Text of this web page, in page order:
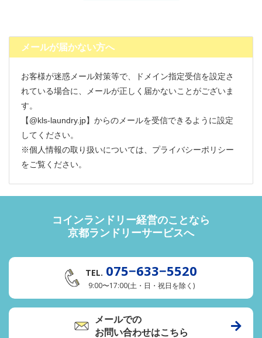
メールが届かない方へ
お客様が迷惑メール対策等で、ドメイン指定受信を設定さ
れている場合に、メールが正しく届かないことがございま
す。
【@kls-laundry.jp】からのメールを受信できるように設定
してください。
※個人情報の取り扱いについては、 プライバシーポリシー
をご覧ください。
コインランドリー経営のことなら
京都ランドリーサービスへ
TEL. 075−633−5520
9:00〜17:00(土・日・祝日を除く)
メールでの
お問い合わせはこちら